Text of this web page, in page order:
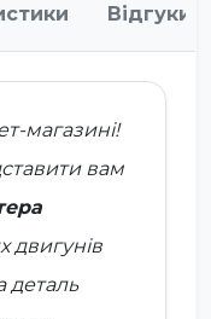
Відгуки
магазині!
вам
двигунів
деталь